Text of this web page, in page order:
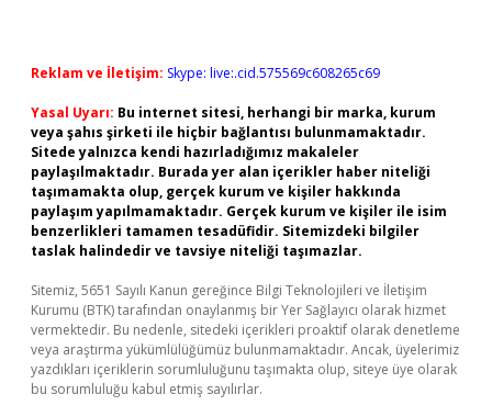
Reklam ve İletişim: Skype: live:.cid.575569c608265c69
Yasal Uyarı: Bu internet sitesi, herhangi bir marka, kurum
veya şahıs şirketi ile hiçbir bağlantısı bulunmamaktadır.
Sitede yalnızca kendi hazırladığımız makaleler
paylaşılmaktadır. Burada yer alan içerikler haber niteliği
taşımamakta olup, gerçek kurum ve kişiler hakkında
paylaşım yapılmamaktadır. Gerçek kurum ve kişiler ile isim
benzerlikleri tamamen tesadüfidir. Sitemizdeki bilgiler
taslak halindedir ve tavsiye niteliği taşımazlar.
Sitemiz, 5651 Sayılı Kanun gereğince Bilgi Teknolojileri ve İletişim
Kurumu (BTK) tarafından onaylanmış bir Yer Sağlayıcı olarak hizmet
vermektedir. Bu nedenle, sitedeki içerikleri proaktif olarak denetleme
veya araştırma yükümlülüğümüz bulunmamaktadır. Ancak, üyelerimiz
yazdıkları içeriklerin sorumluluğunu taşımakta olup, siteye üye olarak
bu sorumluluğu kabul etmiş sayılırlar.